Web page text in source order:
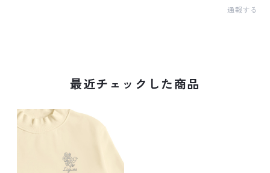
通報する
最近チェックした商品